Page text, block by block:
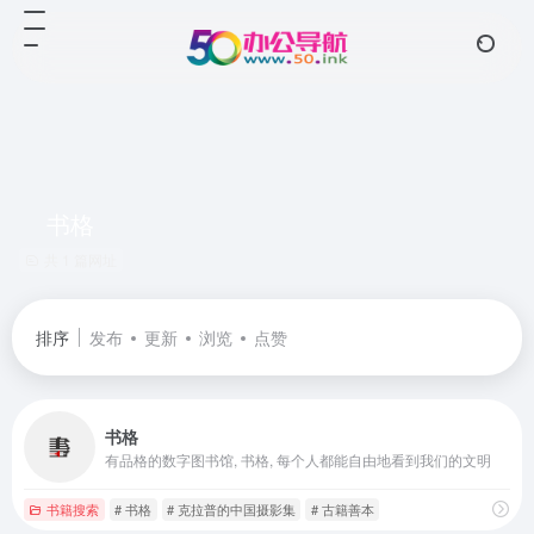
排序 发布 更新 浏览 点赞
书格
有品格的数字图书馆, 书格, 每个人都能自由地看到我们的文明
书籍搜索 # 书格 # 克拉普的中国摄影集 # 古籍善本